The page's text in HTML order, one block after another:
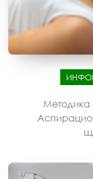
Методика